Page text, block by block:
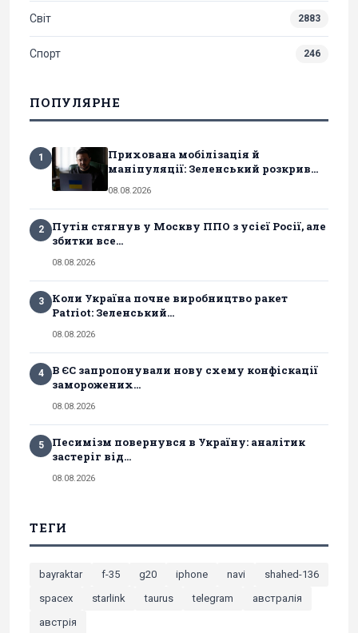
Світ 2883
Спорт 246
ПОПУЛЯРНЕ
1
Прихована мобілізація й
маніпуляції: Зеленський розкрив...
08.08.2026
2
Путін стягнув у Москву ППО з усієї Росії, але
збитки все...
08.08.2026
3
Коли Україна почне виробництво ракет
Patriot: Зеленський...
08.08.2026
4
В ЄС запропонували нову схему конфіскації
заморожених...
08.08.2026
5
Песимізм повернувся в Україну: аналітик
застеріг від...
08.08.2026
ТЕГИ
bayraktar f-35 g20 iphone navi
shahed-136
spacex
starlink taurus telegram
австралія
австрія